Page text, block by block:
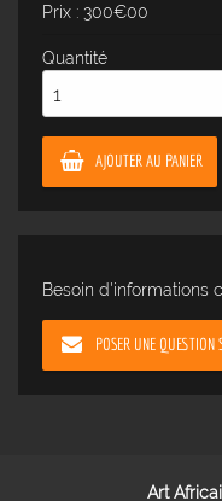
Prix : 300€00
Quantité
AJOUTER AU PANIER
Besoin d'informations
POSER UNE QUESTION
Art